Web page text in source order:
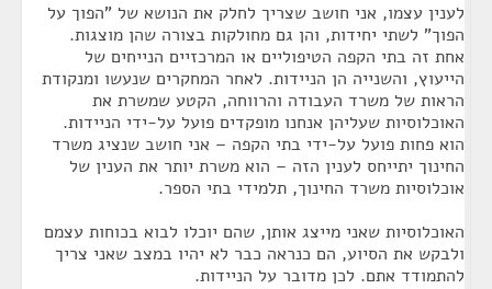
לענין עצמו, אני חושב שצריך לחלק את הנושא של "הפוך על
הפוך" לשתי יחידות, והן גם מחולקות בצורה שהן מוצגות.
אחת זה בתי הקפה הטיפוליים או המרכזיים הנייחים של
הייעוץ, והשנייה הן הניידות. לאחר המחקרים שנעשו ומנקודת
הראות של משרד העבודה והרווחה, הקטע שמשרת את
האוכלוסיות שעליהן אנחנו מופקדים פועל על-ידי הניידות.
הוא פחות פועל על-ידי בתי הקפה – אני חושב שנציג משרד
החינוך יתייחס לענין הזה – הוא משרת יותר את הענין של
אוכלוסיות משרד החינוך, תלמידי בתי הספר.
האוכלוסיות שאני מייצג אותן, שהם יוכלו לבוא בכוחות עצמם
ולבקש את הסיוע, הם כנראה כבר לא יהיו במצב שאני צריך
להתמודד אתם. לכן מדובר על הניידות.